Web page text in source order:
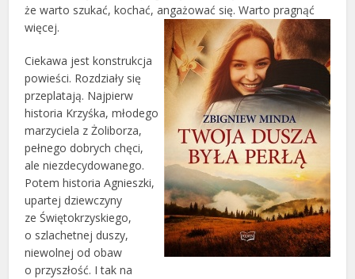
że warto szukać, kochać, angażować się. Warto pragnąć
więcej.
Ciekawa jest konstrukcja
powieści. Rozdziały się
przeplatają. Najpierw
historia Krzyśka, młodego
marzyciela z Żoliborza,
pełnego dobrych chęci,
ale niezdecydowanego.
Potem historia Agnieszki,
upartej dziewczyny
ze Świętokrzyskiego,
o szlachetnej duszy,
niewolnej od obaw
o przyszłość. I tak na